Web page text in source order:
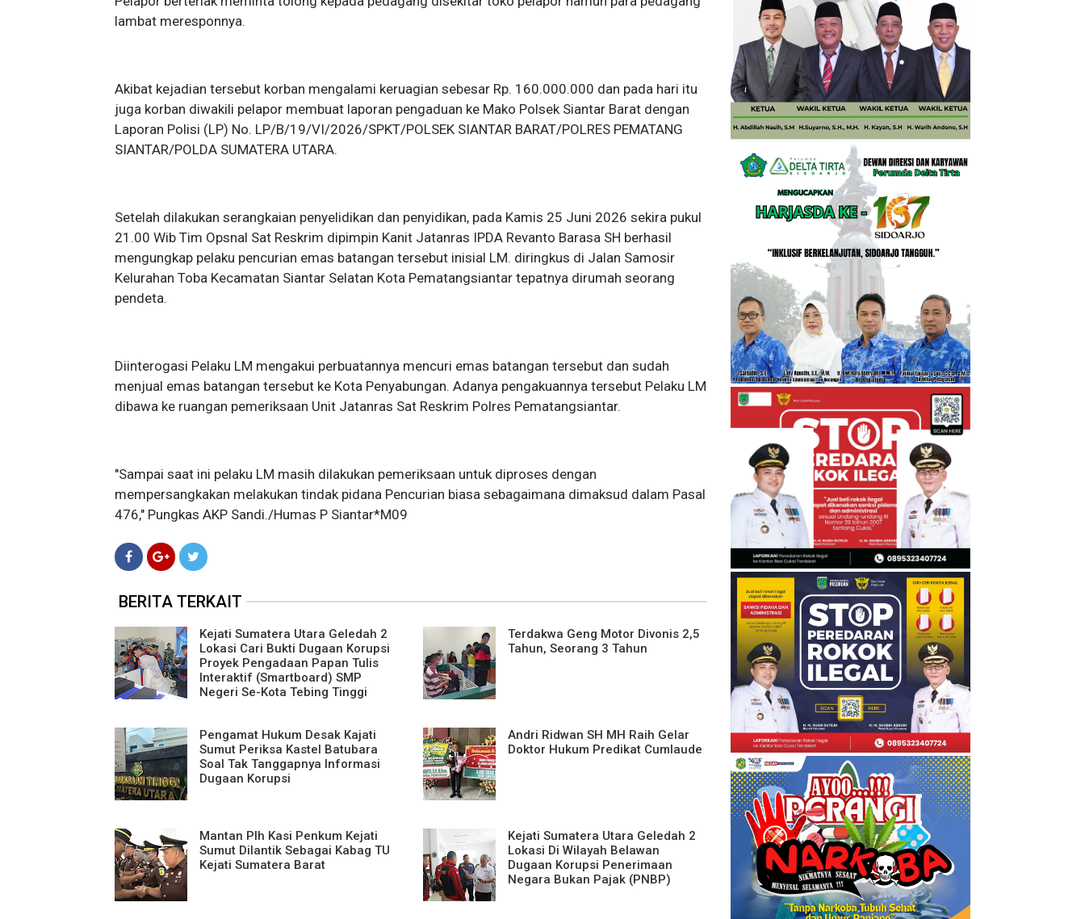
lambat meresponnya.
Akibat kejadian tersebut korban mengalami keruagian sebesar Rp. 160.000.000 dan pada hari itu
juga korban diwakili pelapor membuat laporan pengaduan ke Mako Polsek Siantar Barat dengan
Laporan Polisi (LP) No. LP/B/19/VI/2026/SPKT/POLSEK SIANTAR BARAT/POLRES PEMATANG
SIANTAR/POLDA SUMATERA UTARA.
Setelah dilakukan serangkaian penyelidikan dan penyidikan, pada Kamis 25 Juni 2026 sekira pukul
21.00 Wib Tim Opsnal Sat Reskrim dipimpin Kanit Jatanras IPDA Revanto Barasa SH berhasil
mengungkap pelaku pencurian emas batangan tersebut inisial LM. diringkus di Jalan Samosir
Kelurahan Toba Kecamatan Siantar Selatan Kota Pematangsiantar tepatnya dirumah seorang
pendeta.
Diinterogasi Pelaku LM mengakui perbuatannya mencuri emas batangan tersebut dan sudah
menjual emas batangan tersebut ke Kota Penyabungan. Adanya pengakuannya tersebut Pelaku LM
dibawa ke ruangan pemeriksaan Unit Jatanras Sat Reskrim Polres Pematangsiantar.
"Sampai saat ini pelaku LM masih dilakukan pemeriksaan untuk diproses dengan
mempersangkakan melakukan tindak pidana Pencurian biasa sebagaimana dimaksud dalam Pasal
476," Pungkas AKP Sandi./Humas P Siantar*M09
BERITA TERKAIT
Kejati Sumatera Utara Geledah 2
Lokasi Cari Bukti Dugaan Korupsi
Proyek Pengadaan Papan Tulis
Interaktif (Smartboard) SMP
Negeri Se-Kota Tebing Tinggi
Terdakwa Geng Motor Divonis 2,5
Tahun, Seorang 3 Tahun
Pengamat Hukum Desak Kajati
Sumut Periksa Kastel Batubara
Soal Tak Tanggapnya Informasi
Dugaan Korupsi
Andri Ridwan SH MH Raih Gelar
Doktor Hukum Predikat Cumlaude
Mantan Plh Kasi Penkum Kejati
Sumut Dilantik Sebagai Kabag TU
Kejati Sumatera Barat
Kejati Sumatera Utara Geledah 2
Lokasi Di Wilayah Belawan
Dugaan Korupsi Penerimaan
Negara Bukan Pajak (PNBP)